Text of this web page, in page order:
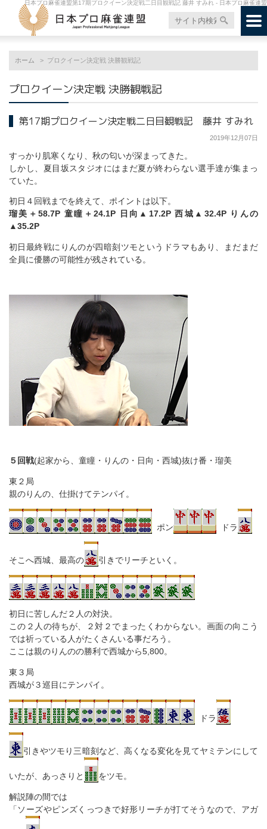
日本プロ麻雀連盟第17期プロクイーン決定戦二日目観戦記 藤井 すみれ - 日本プロ麻雀連盟
ホーム プロクイーン決定戦 決勝観戦記
プロクイーン決定戦 決勝観戦記
第17期プロクイーン決定戦二日目観戦記 藤井 すみれ
2019年12月07日
すっかり肌寒くなり、秋の匂いが深まってきた。
しかし、夏目坂スタジオにはまだ夏が終わらない選手達が集まっ
ていた。
初日４回戦までを終えて、ポイントは以下。
瑠美＋58.7P 童瞳＋24.1P 日向▲17.2P 西城▲32.4P りんの
▲35.2P
初日最終戦にりんのが四暗刻ツモというドラマもあり、まだまだ
全員に優勝の可能性が残されている。
５回戦(起家から、童瞳・りんの・日向・西城)抜け番・瑠美
東２局
親のりんの、仕掛けてテンパイ。
ポン ドラ
そこへ西城、最高の 引きでリーチといく。
初日に苦しんだ２人の対決。
この２人の待ちが、２対２でまったくわからない。画面の向こう
では祈っている人がたくさんいる事だろう。
ここは親のりんのの勝利で西城から5,800。
東３局
西城が３巡目にテンパイ。
ドラ
引きやツモり三暗刻など、高くなる変化を見てヤミテンにして
いたが、あっさりと をツモ。
解説陣の間では
「ソーズやピンズくっつきで好形リーチが打てそうなので、アガ